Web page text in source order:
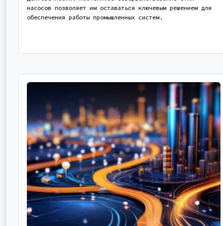
насосов позволяет им оставаться ключевым решением для
обеспечения работы промышленных систем.